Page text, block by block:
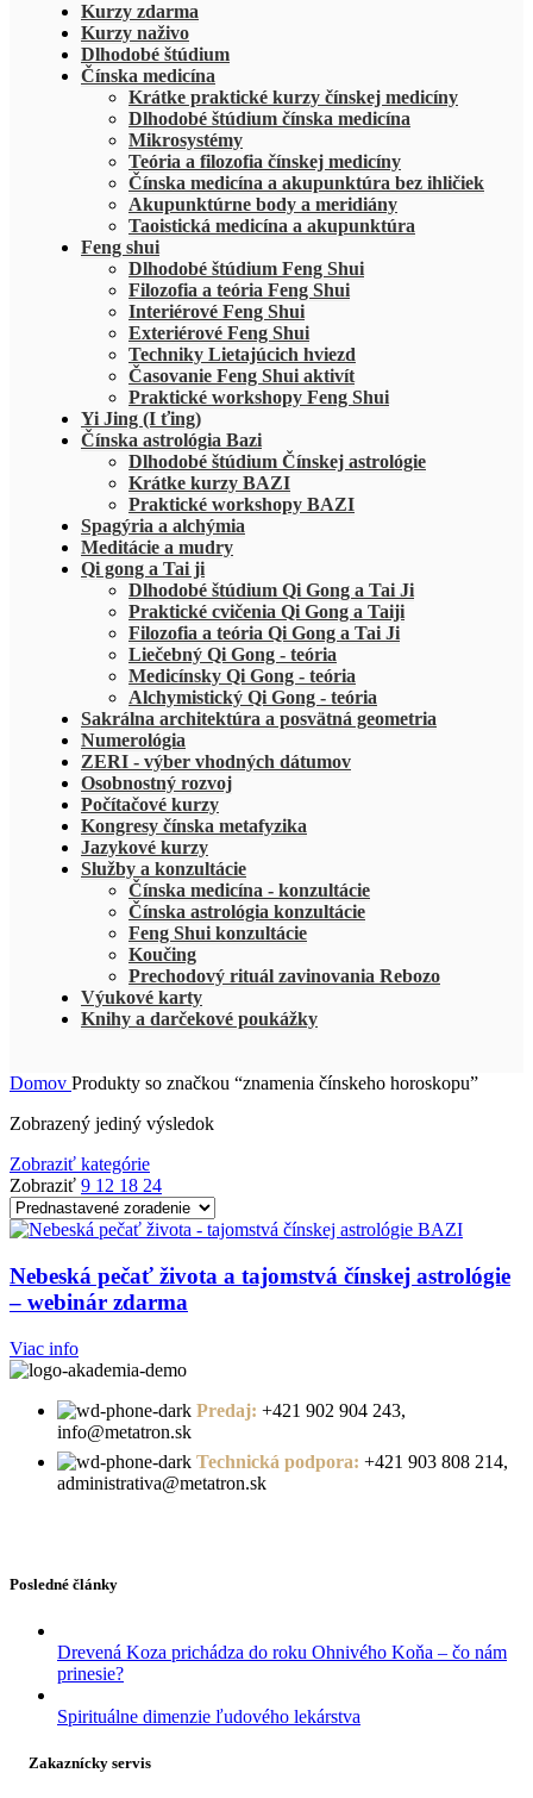
Kurzy zdarma
Kurzy naživo
Dlhodobé štúdium
Čínska medicína
Krátke praktické kurzy čínskej medicíny
Dlhodobé štúdium čínska medicína
Mikrosystémy
Teória a filozofia čínskej medicíny
Čínska medicína a akupunktúra bez ihličiek
Akupunktúrne body a meridiány
Taoistická medicína a akupunktúra
Feng shui
Dlhodobé štúdium Feng Shui
Filozofia a teória Feng Shui
Interiérové Feng Shui
Exteriérové Feng Shui
Techniky Lietajúcich hviezd
Časovanie Feng Shui aktivít
Praktické workshopy Feng Shui
Yi Jing (I ťing)
Čínska astrológia Bazi
Dlhodobé štúdium Čínskej astrológie
Krátke kurzy BAZI
Praktické workshopy BAZI
Spagýria a alchýmia
Meditácie a mudry
Qi gong a Tai ji
Dlhodobé štúdium Qi Gong a Tai Ji
Praktické cvičenia Qi Gong a Taiji
Filozofia a teória Qi Gong a Tai Ji
Liečebný Qi Gong - teória
Medicínsky Qi Gong - teória
Alchymistický Qi Gong - teória
Sakrálna architektúra a posvätná geometria
Numerológia
ZERI - výber vhodných dátumov
Osobnostný rozvoj
Počítačové kurzy
Kongresy čínska metafyzika
Jazykové kurzy
Služby a konzultácie
Čínska medicína - konzultácie
Čínska astrológia konzultácie
Feng Shui konzultácie
Koučing
Prechodový rituál zavinovania Rebozo
Výukové karty
Knihy a darčekové poukážky
Domov Produkty so značkou “znamenia čínskeho horoskopu”
Zobrazený jediný výsledok
Zobraziť kategórie
Zobraziť 9 12 18 24
Nebeská pečať života a tajomstvá čínskej astrológie
– webinár zdarma
Viac info
Predaj: +421 902 904 243,
info@metatron.sk
Technická podpora: +421 903 808 214,
administrativa@metatron.sk
Posledné články
Drevená Koza prichádza do roku Ohnivého Koňa – čo nám
prinesie?
Spirituálne dimenzie ľudového lekárstva
Zakaznícky servis